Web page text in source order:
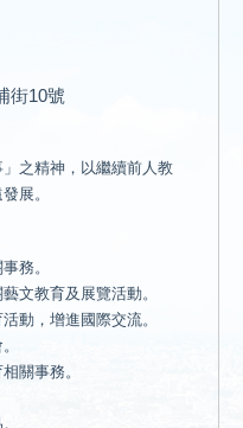
街10號
之精神，以繼續前人教
展。
務。
文教育及展覽活動。
動，增進國際交流。
關事務。